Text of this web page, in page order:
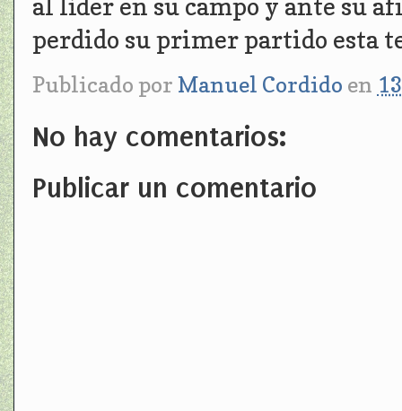
al líder en su campo y ante su
perdido su primer partido esta
Publicado por Manuel Cordido en
No hay comentarios:
Publicar un comentario